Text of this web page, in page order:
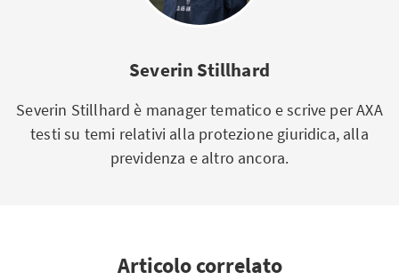
Severin Stillhard
Severin Stillhard è manager tematico e scrive per AXA
testi su temi relativi alla protezione giuridica, alla
previdenza e altro ancora.
Articolo correlato